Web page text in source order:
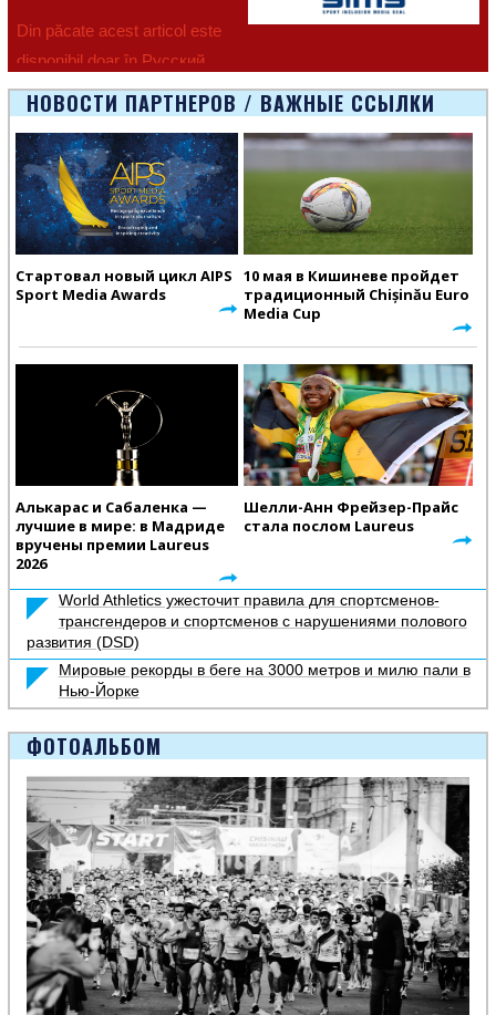
Din păcate acest articol este
disponibil doar în Русский.
НОВОСТИ ПАРТНЕРОВ / ВАЖНЫЕ ССЫЛКИ
Стартовал новый цикл AIPS
Sport Media Awards
10 мая в Кишиневе пройдет
традиционный Chișinău Euro
Media Cup
Алькарас и Сабаленка —
лучшие в мире: в Мадриде
вручены премии Laureus
2026
Шелли-Анн Фрейзер-Прайс
стала послом Laureus
World Athletics ужесточит правила для спортсменов-
трансгендеров и спортсменов с нарушениями полового
развития (DSD)
Мировые рекорды в беге на 3000 метров и милю пали в
Нью-Йорке
ФОТОАЛЬБОМ